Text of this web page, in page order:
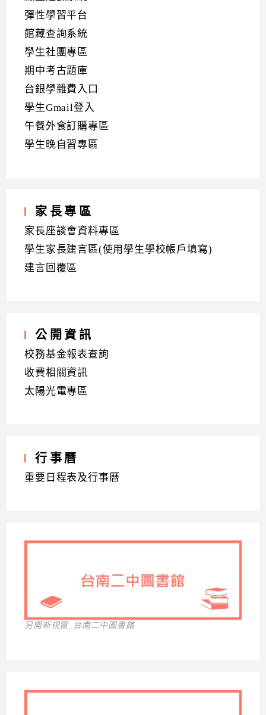
彈性學習平台
館藏查詢系統
學生社團專區
期中考古題庫
台銀學雜費入口
學生Gmail登入
午餐外食訂購專區
學生晚自習專區
家長專區
家長座談會資料專區
學生家長建言區(使用學生學校帳戶填寫)
建言回覆區
公開資訊
校務基金報表查詢
收費相關資訊
太陽光電專區
行事曆
重要日程表及行事曆
另開新視窗_台南二中圖書館